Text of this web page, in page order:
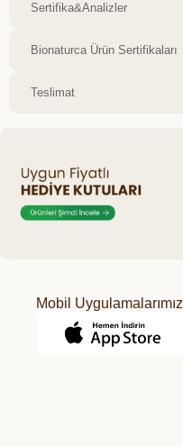
Sertifika&Analizler
Bionaturca Ürün Sertifikaları
Teslimat
Mobil Uygulamalarımız